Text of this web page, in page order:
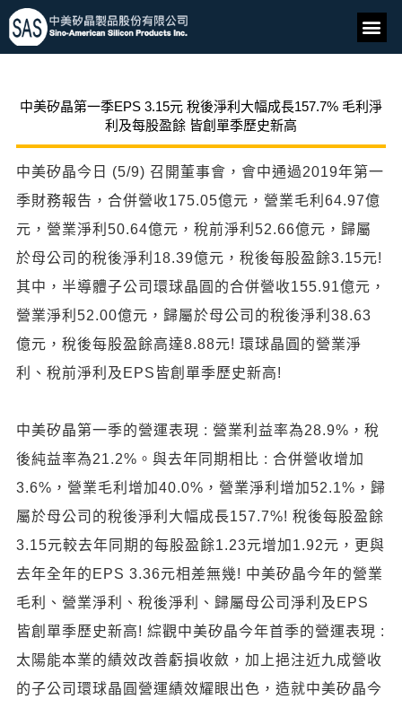
中美矽晶第一季EPS 3.15元 稅後淨利大幅成長157.7% 毛利淨
利及每股盈餘 皆創單季歷史新高
中美矽晶今日 (5/9) 召開董事會，會中通過2019年第一
季財務報告，合併營收175.05億元，營業毛利64.97億
元，營業淨利50.64億元，稅前淨利52.66億元，歸屬
於母公司的稅後淨利18.39億元，稅後每股盈餘3.15元!
其中，半導體子公司環球晶圓的合併營收155.91億元，
營業淨利52.00億元，歸屬於母公司的稅後淨利38.63
億元，稅後每股盈餘高達8.88元! 環球晶圓的營業淨
利、稅前淨利及EPS皆創單季歷史新高!
中美矽晶第一季的營運表現 : 營業利益率為28.9%，稅
後純益率為21.2%。與去年同期相比 : 合併營收增加
3.6%，營業毛利增加40.0%，營業淨利增加52.1%，歸
屬於母公司的稅後淨利大幅成長157.7%! 稅後每股盈餘
3.15元較去年同期的每股盈餘1.23元增加1.92元，更與
去年全年的EPS 3.36元相差無幾! 中美矽晶今年的營業
毛利、營業淨利、稅後淨利、歸屬母公司淨利及EPS
皆創單季歷史新高! 綜觀中美矽晶今年首季的營運表現 :
太陽能本業的績效改善虧損收斂，加上挹注近九成營收
的子公司環球晶圓營運績效耀眼出色，造就中美矽晶今